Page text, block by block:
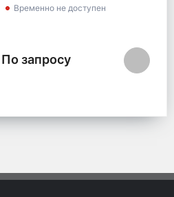
Временно не доступен
По запросу